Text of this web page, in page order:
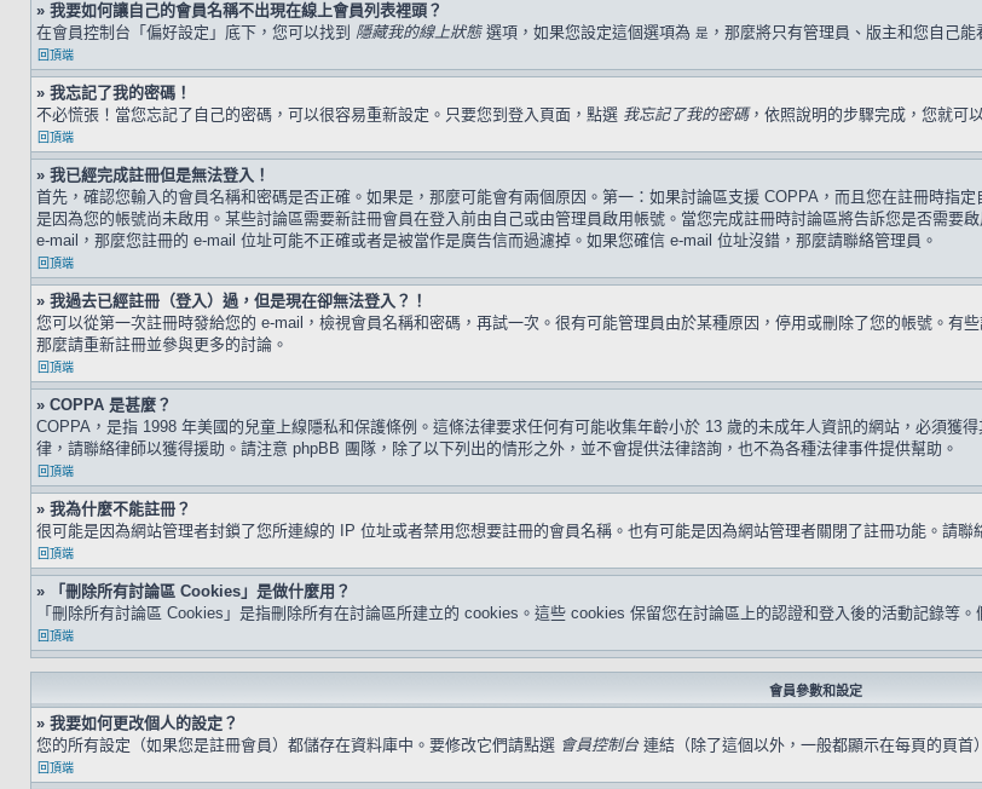
» 我要如何讓自己的會員名稱不出現在線上會員列表裡頭？
在會員控制台「偏好設定」底下，您可以找到 隱藏我的線上狀態選項，如果您設定這個選項為 是 ，那麼將只有管理員、版主和您自己
回頂端
» 我忘記了我的密碼！
不必慌張！當您忘記了自己的密碼，可以很容易重新設定。只要您到登入頁面，點選 我忘記了我的密碼，依照說明的步驟完成，您就可
回頂端
» 我已經完成註冊但是無法登入！
首先，確認您輸入的會員名稱和密碼是否正確。如果是，那麼可能會有兩個原因。第一：如果討論區支援 COPPA，而且您在註冊時指
是因為您的帳號尚未啟用。某些討論區需要新註冊會員在登入前由自己或由管理員啟用帳號。當您完成註冊時討論區將告訴您是否需要
e-mail，那麼您註冊的 e-mail 位址可能不正確或者是被當作是廣告信而過濾掉。如果您確信 e-mail 位址沒錯，那麼請聯絡管理員。
回頂端
» 我過去已經註冊（登入）過，但是現在卻無法登入？！
您可以從第一次註冊時發給您的 e-mail，檢視會員名稱和密碼，再試一次。很有可能管理員由於某種原因，停用或刪除了您的帳號。有
那麼請重新註冊並參與更多的討論。
回頂端
» COPPA 是甚麼？
COPPA，是指 1998 年美國的兒童上線隱私和保護條例。這條法律要求任何有可能收集年齡小於 13 歲的未成年人資訊的網站，必須獲
律，請聯絡律師以獲得援助。請注意 phpBB 團隊，除了以下列出的情形之外，並不會提供法律諮詢，也不為各種法律事件提供幫助。
回頂端
» 我為什麼不能註冊？
很可能是因為網站管理者封鎖了您所連線的 IP 位址或者禁用您想要註冊的會員名稱。也有可能是因為網站管理者關閉了註冊功能。請聯
回頂端
» 「刪除所有討論區 Cookies」是做什麼用？
「刪除所有討論區 Cookies」是指刪除所有在討論區所建立的 cookies。這些 cookies 保留您在討論區上的認證和登入後的活動記錄等
回頂端
會員參數和設定
» 我要如何更改個人的設定？
您的所有設定（如果您是註冊會員）都儲存在資料庫中。要修改它們請點選 會員控制台連結（除了這個以外，一般都顯示在每頁的頁首
回頂端